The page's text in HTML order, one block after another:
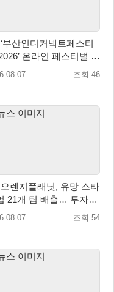
‘부산인디커넥트페스티
온라인 페스티벌 개
조회 46
오렌지플래닛, 유망 스타
21개 팀 배출… 투자유
출성장 성과 눈길
조회 54